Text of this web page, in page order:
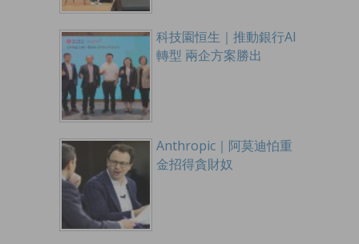
科技園恒生｜推動銀行AI
轉型 兩企方案勝出
Anthropic｜阿莫迪怕重
金招得貪財奴